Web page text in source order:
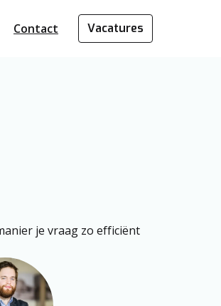
Contact Vacatures
je vraag zo efficiënt